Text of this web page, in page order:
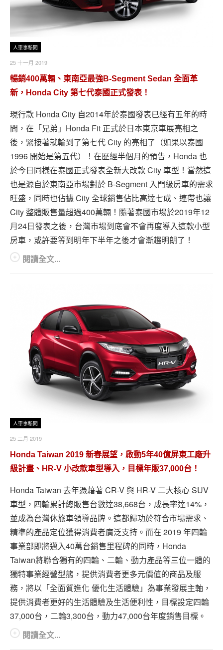
人車事新聞
25 十一月 2019
暢銷400萬輛、東南亞最強B-Segment Sedan 全面革
新，Honda City 第七代泰國正式發表！
現行款 Honda City 自2014年於泰國發表已經有五年的時
間，在「兄弟」Honda Fit 正式於日本東京車展亮相之
後，緊接著就輪到了第七代 City 的亮相了（如果以泰國
1996 開始是第五代）！在歷經半個月的預告，Honda 也
於今日同樣在泰國正式發表全新大改款 City 車型！當然這
也是源自於東南亞市場對於 B-Segment 入門級房車的需求
旺盛，同時也佔據 City 全球銷售佔比高達七成、連帶也讓
City 整體販售量超過400萬輛！隨著泰國市場於2019年12
月24日發表之後，台灣市場到底會不會再度導入這款小型
房車，或許要等到明年下半年之後才會漸趨明朗了！
閱讀全文...
人車事新聞
25 二月 2019
Honda Taiwan 2019 新春展望，啟動5年40億屏東工廠升
級計畫、HR-V 小改款車型導入，目標年販37,000台！
Honda Taiwan 去年憑藉著 CR-V 與 HR-V 二大核心 SUV
車型，四輪累計總販售台數達38,668台，成長率達14%，
並成為台灣休旅車領導品牌。這都歸功於符合市場需求、
精準的產品定位獲得消費者廣泛支持。而在 2019 年四輪
事業部即將邁入40萬台銷售里程碑的同時，Honda
Taiwan將聯合獨有的四輪、二輪、動力產品等三位一體的
獨特事業經營型態，提供消費者更多元價值的商品及服
務，將以「全面質進化 優化生活體驗」為事業發展主軸，
提供消費者更好的生活體驗及生活便利性，目標設定四輪
37,000台，二輪3,300台，動力47,000台年度銷售目標。
閱讀全文...